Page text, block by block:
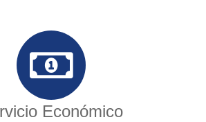
Económico